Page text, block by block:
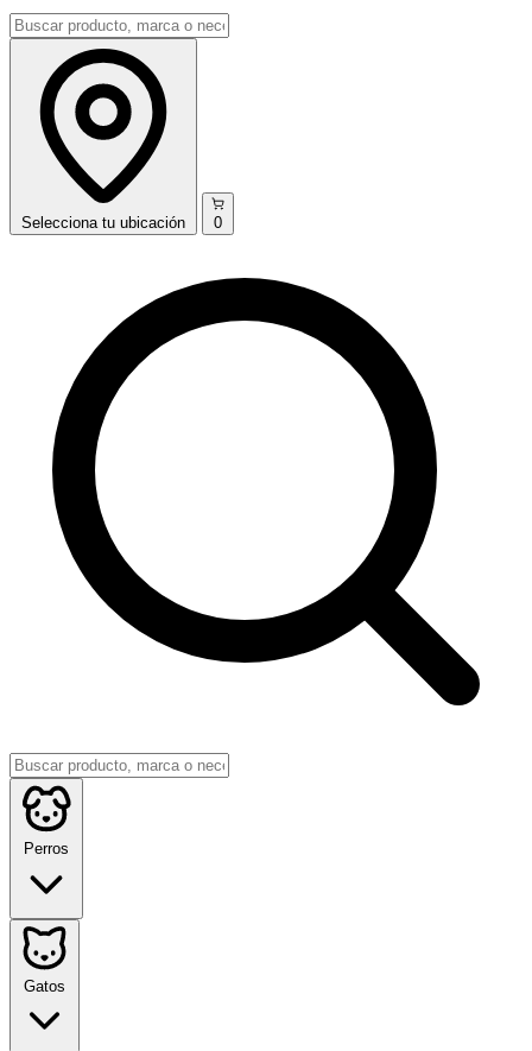
Selecciona tu ubicación 0
Perros
Gatos